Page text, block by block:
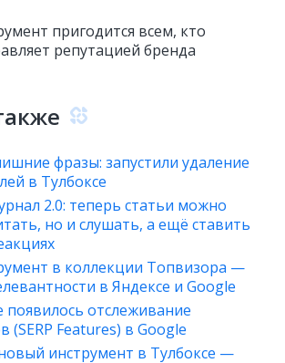
пригодится всем, кто
репутацией бренда
фразы: запустили удаление
в Тулбоксе
2.0: теперь статьи можно
но и слушать, а ещё ставить
в коллекции Топвизора —
в Яндексе и Google
отслеживание
(SERP Features) в Google
инструмент в Тулбоксе —